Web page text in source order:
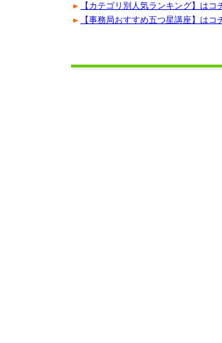
【カテゴリ別人気ランキング】はコ
【事務局おすすめ五つ星講座】はコ